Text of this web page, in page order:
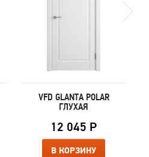
VFD GLANTA POLAR
ГЛУХАЯ
12 045 Р
В КОРЗИНУ